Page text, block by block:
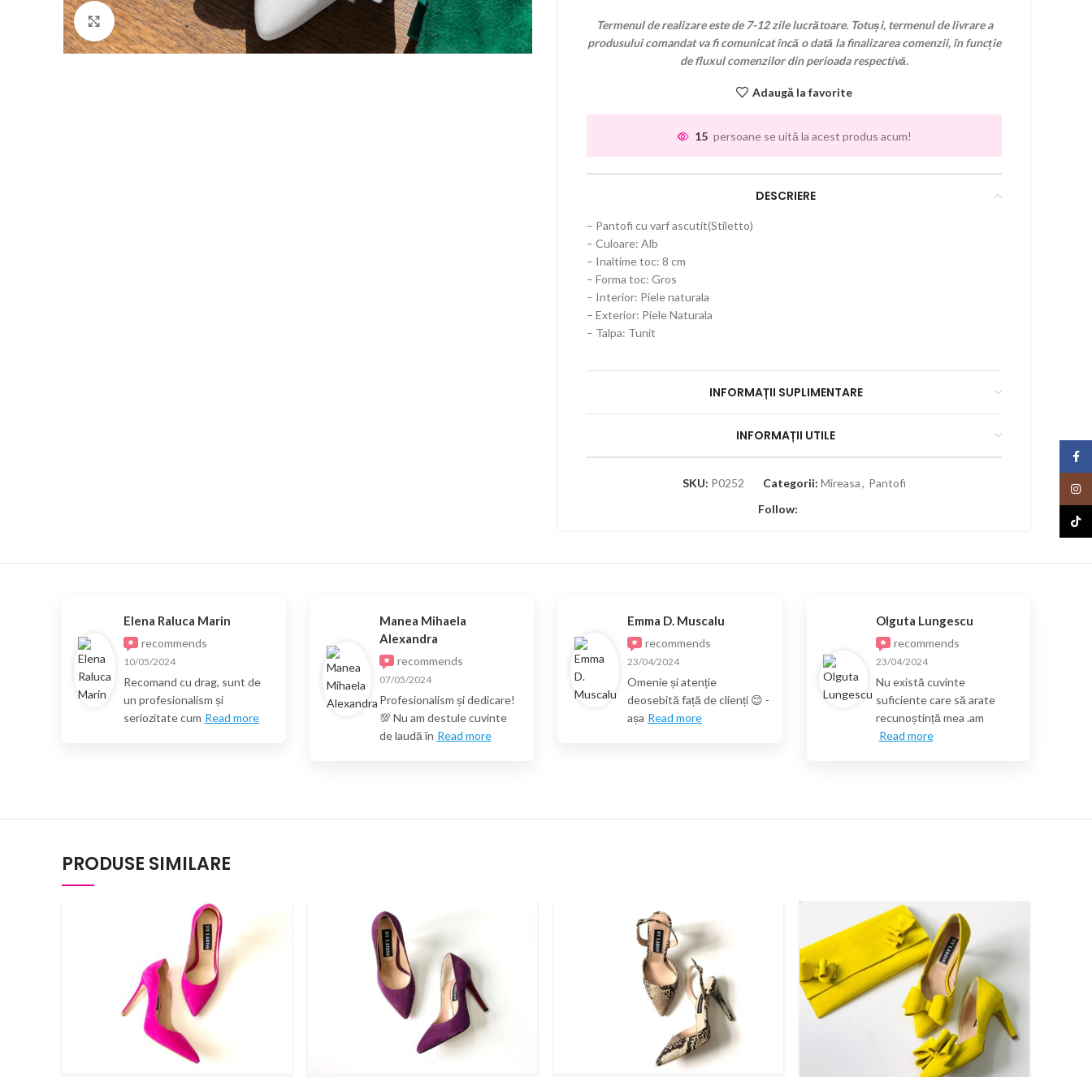
Faceți click pentru a mări
Termenul de realizare este de 7-12 zile lucrătoare. Totuși, termenul de livrare a
produsului comandat va fi comunicat încă o dată la finalizarea comenzii, în funcție
de fluxul comenzilor din perioada respectivă.
Adaugă la favorite
15 persoane se uită la acest produs acum!
DESCRIERE
– Pantofi cu varf ascutit(Stiletto)
– Culoare: Alb
– Inaltime toc: 8 cm
– Forma toc: Gros
– Interior: Piele naturala
– Exterior: Piele Naturala
– Talpa: Tunit
INFORMAȚII SUPLIMENTARE
INFORMAȚII UTILE
SKU: P0252 Categorii: Mireasa, Pantofi
Follow:
Elena Raluca Marin
recommends
10/05/2024
Recomand cu drag, sunt de
un profesionalism și
seriozitate cum Read more
Manea Mihaela
Alexandra
recommends
07/05/2024
Profesionalism și dedicare!
💯 Nu am destule cuvinte
de laudă în Read more
Emma D. Muscalu
recommends
23/04/2024
Omenie și atenție
deosebită față de clienți 😊 -
așa Read more
Olguta Lungescu
recommends
23/04/2024
Nu există cuvinte
suficiente care să arate
recunoștință mea .am
Read more
PRODUSE SIMILARE